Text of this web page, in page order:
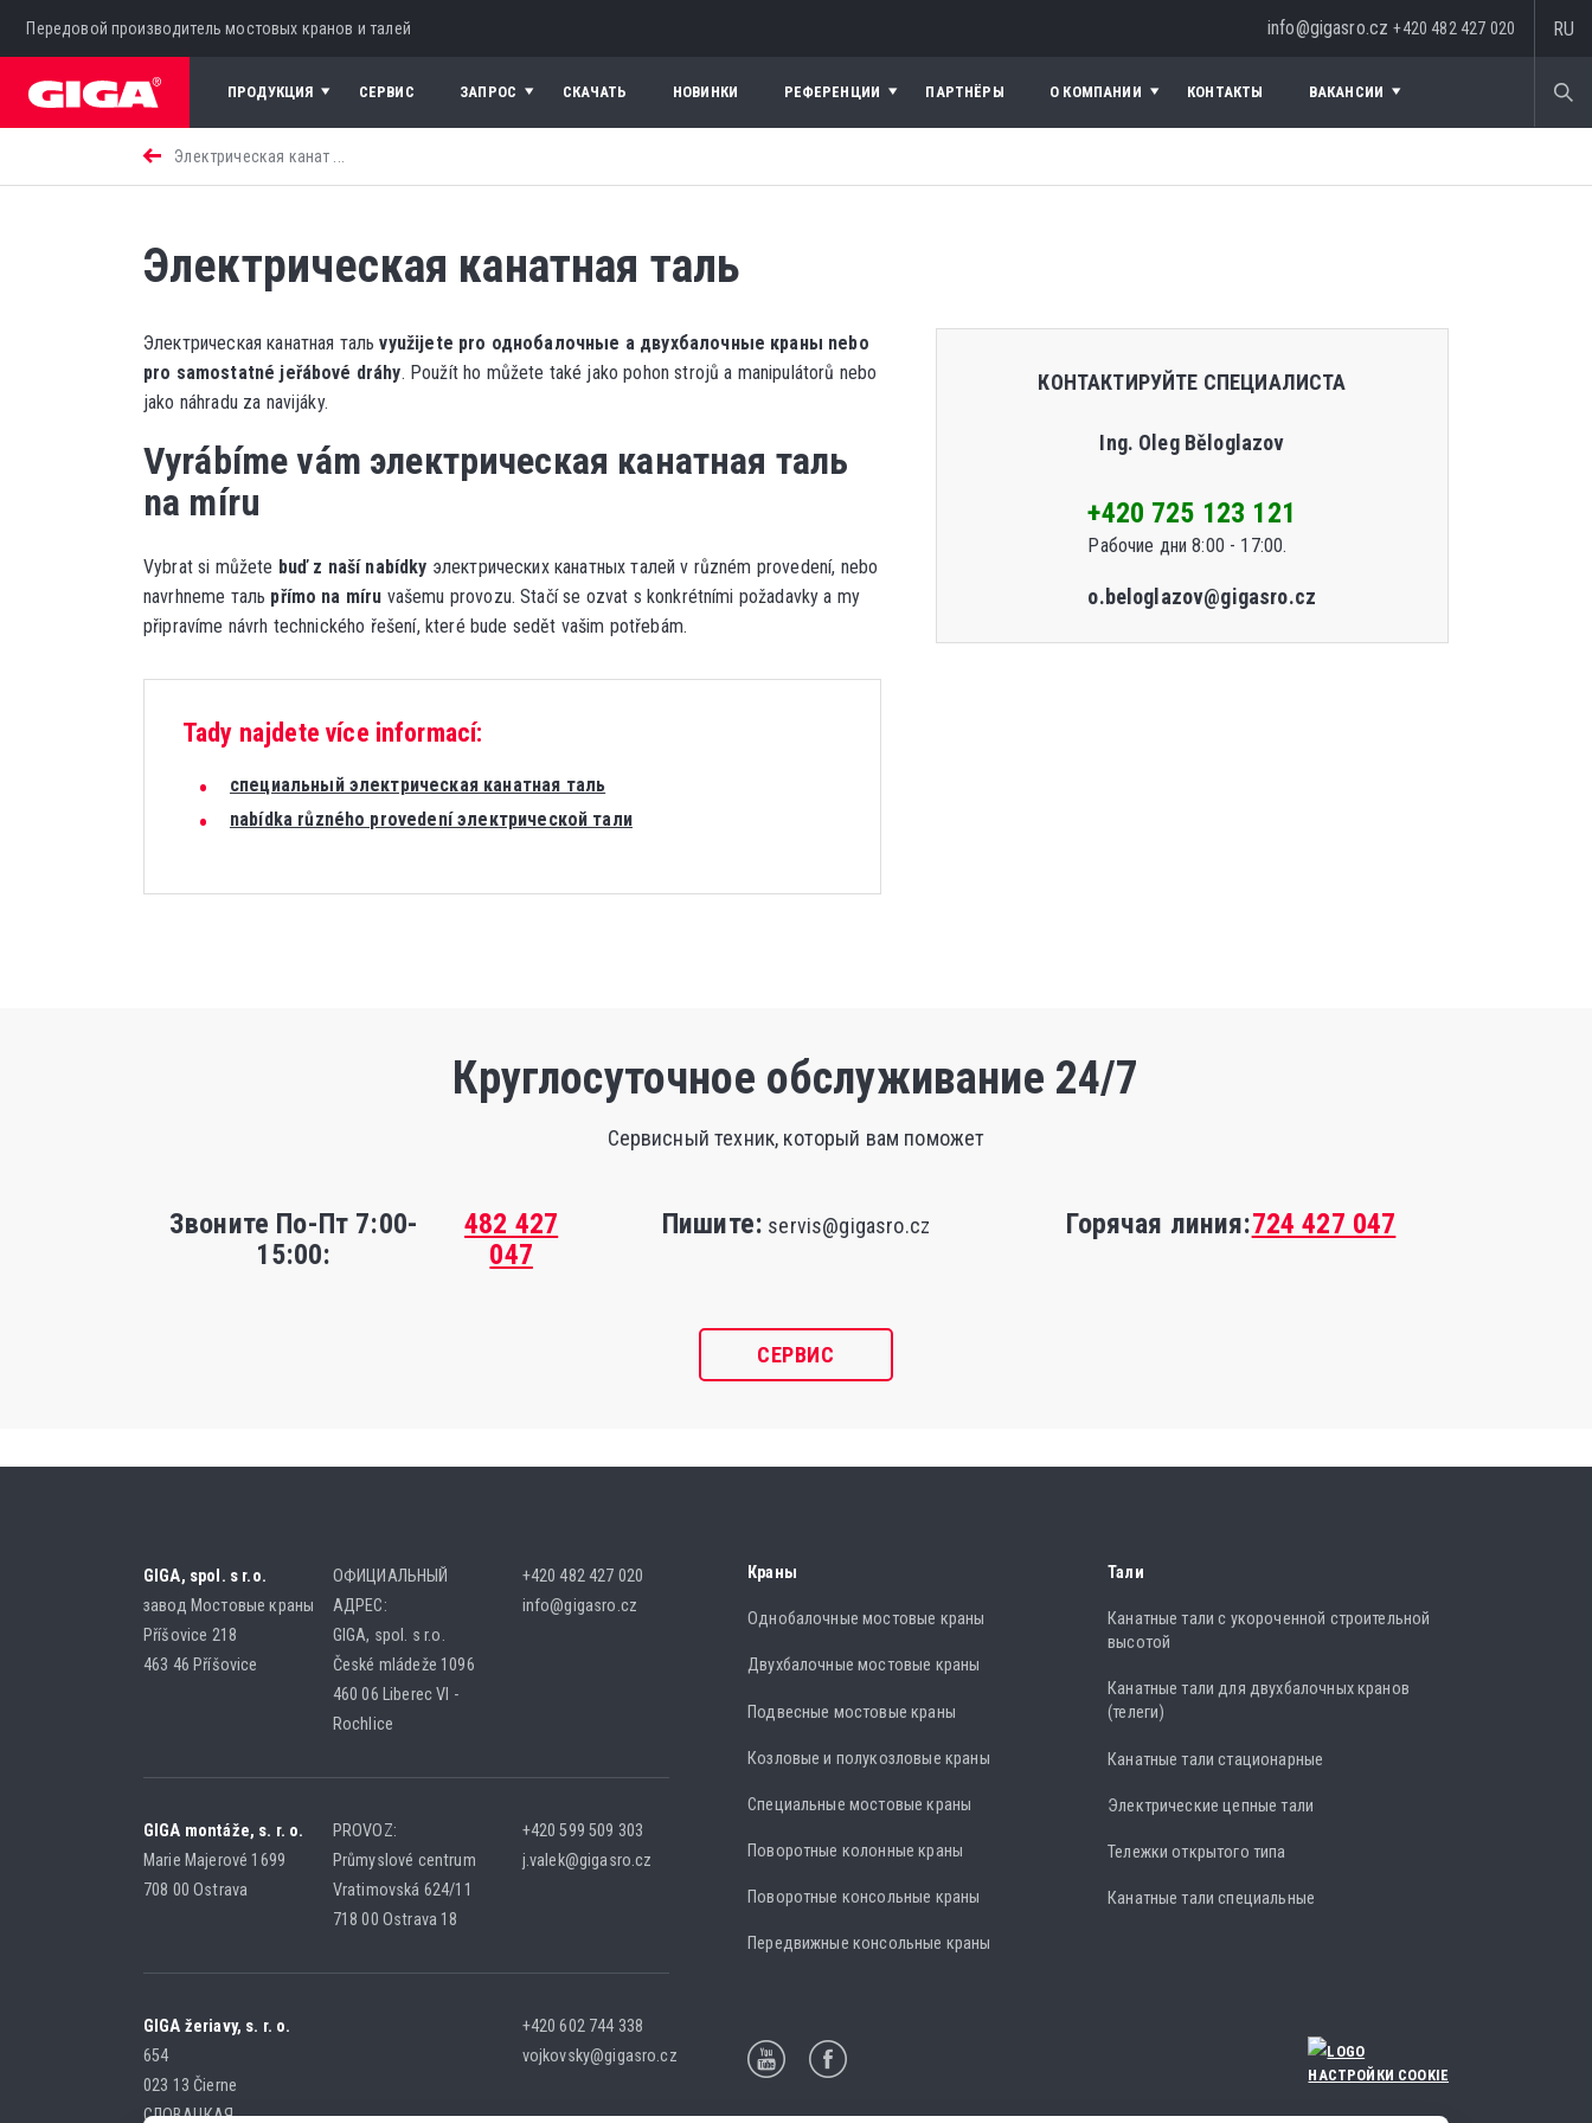
Передовой производитель мостовых кранов и талей info@gigasro.cz+420 482 427 020 RU
ПРОДУКЦИЯ СЕРВИС ЗАПРОС СКАЧАТЬ НОВИНКИ РЕФЕРЕНЦИИ ПАРТНЁРЫ О КОМПАНИИ КОНТАКТЫ ВАКАНСИИ
Электрическая канат ...
Электрическая канатная таль
Электрическая канатная тальvyužijete pro однобалочные a двухбалочные краны nebo
pro samostatné jeřábové dráhy. Použít ho můžete také jako pohon strojů a manipulátorů nebo
jako náhradu za navijáky.
Vyrábíme vám электрическая канатная таль
na míru
Vybrat si můžete buď z naší nabídky электрических канатных талей v různém provedení, nebo
navrhneme таль přímo na míru vašemu provozu. Stačí se ozvat s konkrétními požadavky a my
připravíme návrh technického řešení, které bude sedět vašim potřebám.
Tady najdete více informací:
специальный электрическая канатная таль
nabídka různého provedení электрической тали
КОНТАКТИРУЙТЕ СПЕЦИАЛИСТА
Ing. Oleg Běloglazov
+420 725 123 121
Рабочие дни 8:00 - 17:00.
o.beloglazov@gigasro.cz
Круглосуточное обслуживание 24/7
Сервисный техник, который вам поможет
Звоните По-Пт 7:00-
15:00:
482 427
047
Пишите: servis@gigasro.cz Горячая линия:724 427 047
СЕРВИС
GIGA, spol. s r.o.
завод Мостовые краны
Příšovice 218
463 46 Příšovice
ОФИЦИАЛЬНЫЙ
АДРЕС:
GIGA, spol. s r.o.
České mládeže 1096
460 06 Liberec VI -
Rochlice
+420 482 427 020
info@gigasro.cz
GIGA montáže, s. r. o.
Marie Majerové 1699
708 00 Ostrava
PROVOZ:
Průmyslové centrum
Vratimovská 624/11
718 00 Ostrava 18
+420 599 509 303
j.valek@gigasro.cz
GIGA žeriavy, s. r. o.
654
023 13 Čierne
СЛОВАЦКАЯ
+420 602 744 338
vojkovsky@gigasro.cz
Краны
Однобалочные мостовые краны
Двухбалочные мостовые краны
Подвесные мостовые краны
Козловые и полукозловые краны
Специальные мостовые краны
Поворотные колонные краны
Поворотные консольные краны
Передвижные консольные краны
Тали
Канатные тали с укороченной строительной
высотой
Канатные тали для двухбалочных кранов
(телеги)
Канатные тали стационарные
Электрические цепные тали
Тележки открытого типа
Канатные тали специальные
НАСТРОЙКИ COOKIE